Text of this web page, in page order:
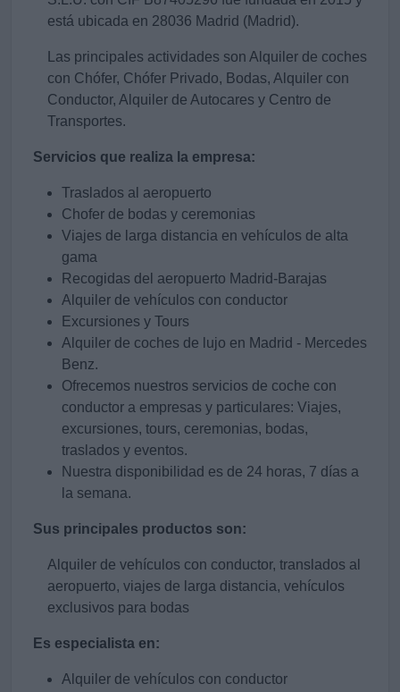
está ubicada en 28036 Madrid (Madrid).
Las principales actividades son Alquiler de coches
con Chófer, Chófer Privado, Bodas, Alquiler con
Conductor, Alquiler de Autocares y Centro de
Transportes.
Servicios que realiza la empresa:
Traslados al aeropuerto
Chofer de bodas y ceremonias
Viajes de larga distancia en vehículos de alta
gama
Recogidas del aeropuerto Madrid-Barajas
Alquiler de vehículos con conductor
Excursiones y Tours
Alquiler de coches de lujo en Madrid - Mercedes
Benz.
Ofrecemos nuestros servicios de coche con
conductor a empresas y particulares: Viajes,
excursiones, tours, ceremonias, bodas,
traslados y eventos.
Nuestra disponibilidad es de 24 horas, 7 días a
la semana.
Sus principales productos son:
Alquiler de vehículos con conductor, translados al
aeropuerto, viajes de larga distancia, vehículos
exclusivos para bodas
Es especialista en:
Alquiler de vehículos con conductor